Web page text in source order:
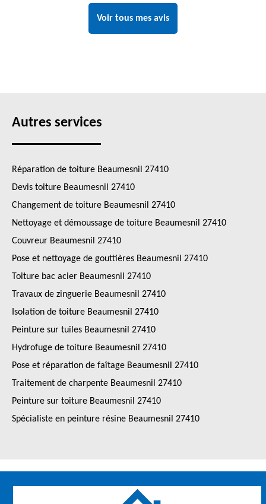
Voir tous mes avis
Autres services
Réparation de toiture Beaumesnil 27410
Devis toiture Beaumesnil 27410
Changement de toiture Beaumesnil 27410
Nettoyage et démoussage de toiture Beaumesnil 27410
Couvreur Beaumesnil 27410
Pose et nettoyage de gouttières Beaumesnil 27410
Toiture bac acier Beaumesnil 27410
Travaux de zinguerie Beaumesnil 27410
Isolation de toiture Beaumesnil 27410
Peinture sur tuiles Beaumesnil 27410
Hydrofuge de toiture Beaumesnil 27410
Pose et réparation de faîtage Beaumesnil 27410
Traitement de charpente Beaumesnil 27410
Peinture sur toiture Beaumesnil 27410
Spécialiste en peinture résine Beaumesnil 27410